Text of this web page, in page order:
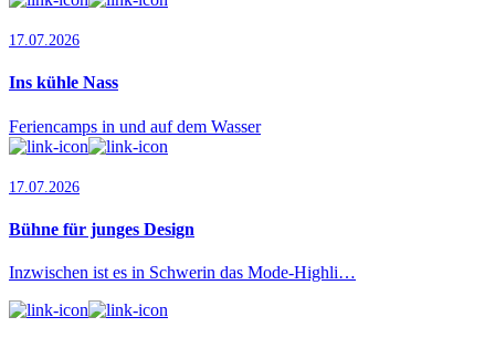
17.07.2026
Ins kühle Nass
Feriencamps in und auf dem Wasser
17.07.2026
Bühne für junges Design
Inzwischen ist es in Schwerin das Mode-Highli…